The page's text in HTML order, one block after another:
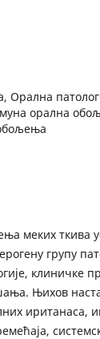
Орална
орална
меких ткива
групу
клиничке
Њихов
иританаса,